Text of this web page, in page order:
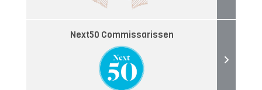
Next50 Commissarissen